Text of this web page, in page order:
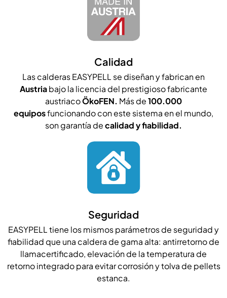
Calidad
Las calderas EASYPELL se diseñan y fabrican en
Austriabajo la licencia del prestigioso fabricante
austriacoÖkoFEN. Más de100.000
equiposfuncionando con este sistema en el mundo,
son garantía decalidad y fiabilidad.
Seguridad
EASYPELL tiene los mismos parámetros de seguridad y
fiabilidad que una caldera de gama alta: antirretorno de
llamacertificado, elevación de la temperatura de
retorno integrado para evitar corrosión y tolva de pellets
estanca.